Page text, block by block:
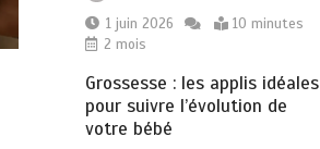
1 juin 2026
10 minutes
2 mois
Grossesse : les applis idéales
pour suivre l’évolution de
votre bébé